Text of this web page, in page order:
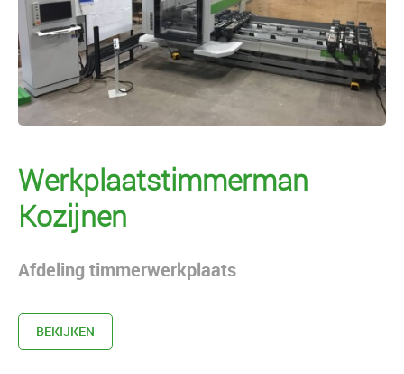
Werkplaatstimmerman
Kozijnen
Afdeling timmerwerkplaats
BEKIJKEN